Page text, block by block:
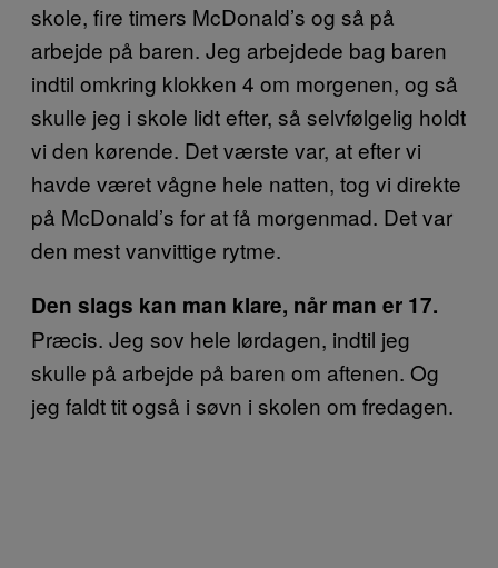
skole, fire timers McDonald’s og så på
arbejde på baren. Jeg arbejdede bag baren
indtil omkring klokken 4 om morgenen, og så
skulle jeg i skole lidt efter, så selvfølgelig holdt
vi den kørende. Det værste var, at efter vi
havde været vågne hele natten, tog vi direkte
på McDonald’s for at få morgenmad. Det var
den mest vanvittige rytme.
Den slags kan man klare, når man er 17.
Præcis. Jeg sov hele lørdagen, indtil jeg
skulle på arbejde på baren om aftenen. Og
jeg faldt tit også i søvn i skolen om fredagen.